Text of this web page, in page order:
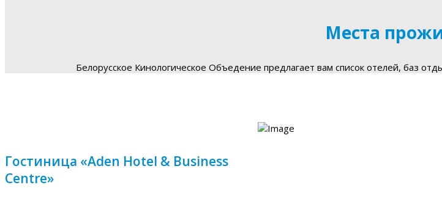
Места
Белорусское Кинологическое Объедение предлагает вам список отелей, баз
Гостиница «Aden Hotel & Business
Centre»